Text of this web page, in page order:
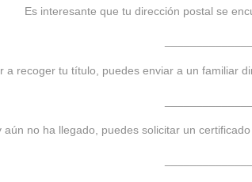
Es interesante que tu dirección postal se
a recoger tu título, puedes enviar a un familiar
aún no ha llegado, puedes solicitar un